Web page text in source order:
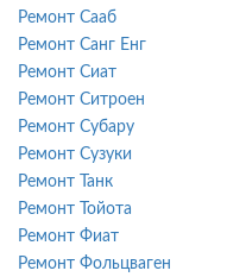
Ремонт Сааб
Ремонт Санг Енг
Ремонт Сиат
Ремонт Ситроен
Ремонт Субару
Ремонт Сузуки
Ремонт Танк
Ремонт Тойота
Ремонт Фиат
Ремонт Фольцваген